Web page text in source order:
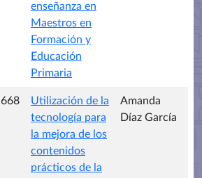
enseñanza en
Maestros en
Formación y
Educación
Primaria
668
Utilización de la
tecnología para
la mejora de los
contenidos
prácticos de la
Amanda
Díaz García